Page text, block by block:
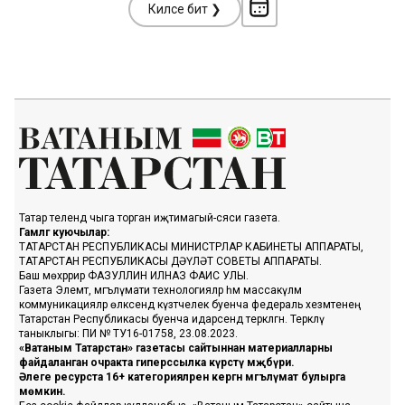
Киләсе бит ❯
Татар телендә чыга торган иҗтимагый-сәяси газета.
Гамәлгә куючылар:
ТАТАРСТАН РЕСПУБЛИКАСЫ МИНИСТРЛАР КАБИНЕТЫ АППАРАТЫ,
ТАТАРСТАН РЕСПУБЛИКАСЫ ДӘҮЛӘТ СОВЕТЫ АППАРАТЫ.
Баш мөхәррир ФАЗУЛЛИН ИЛНАЗ ФАИС УЛЫ.
Газета Элемтә, мәгълүмати технологияләр һәм массакүләм
коммуникацияләр өлкәсендә күзәтчелек буенча федераль хезмәтенең
Татарстан Республикасы буенча идарәсендә теркәлгән. Теркәлү
таныклыгы: ПИ № ТУ16-01758, 23.08.2023.
«Ватаным Татарстан» газетасы сайтыннан материалларны
файдаланган очракта гиперссылка күрсәтү мәҗбүри.
Әлеге ресурста 16+ категорияләренә кергән мәгълүмат булырга
мөмкин.